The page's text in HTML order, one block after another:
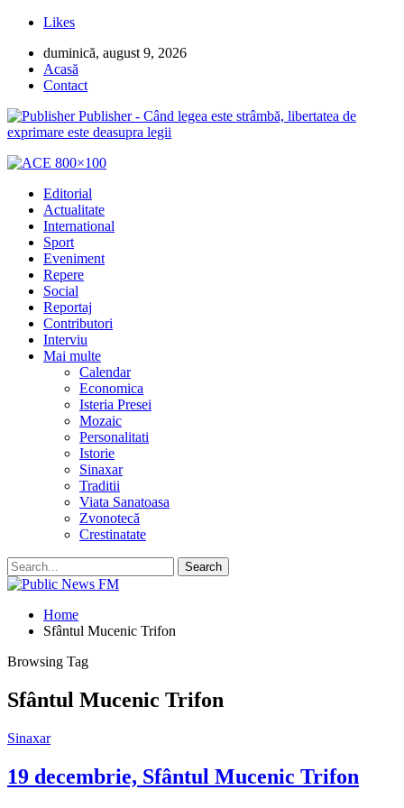
Likes
duminică, august 9, 2026
Acasă
Contact
Publisher - Când legea este strâmbă, libertatea de
exprimare este deasupra legii
Editorial
Actualitate
International
Sport
Eveniment
Repere
Social
Reportaj
Contributori
Interviu
Mai multe
Calendar
Economica
Isteria Presei
Mozaic
Personalitati
Istorie
Sinaxar
Traditii
Viata Sanatoasa
Zvonotecă
Crestinatate
Home
Sfântul Mucenic Trifon
Browsing Tag
Sfântul Mucenic Trifon
Sinaxar
19 decembrie, Sfântul Mucenic Trifon